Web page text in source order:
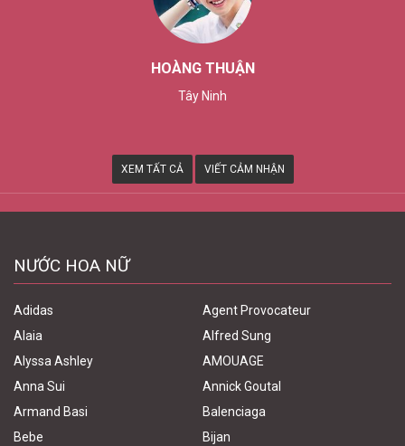
HOÀNG THUẬN
Tây Ninh
XEM TẤT CẢ VIẾT CẢM NHẬN
NƯỚC HOA NỮ
Adidas
Agent Provocateur
Alaia
Alfred Sung
Alyssa Ashley
AMOUAGE
Anna Sui
Annick Goutal
Armand Basi
Balenciaga
Bebe
Bijan